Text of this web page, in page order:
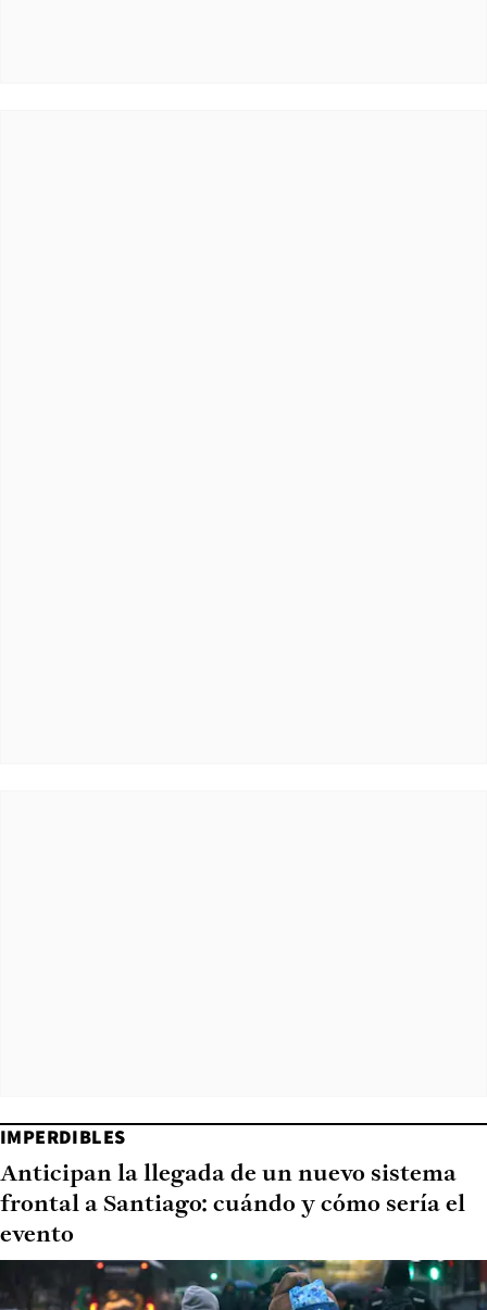
IMPERDIBLES
Anticipan la llegada de un nuevo sistema
frontal a Santiago: cuándo y cómo sería el
evento